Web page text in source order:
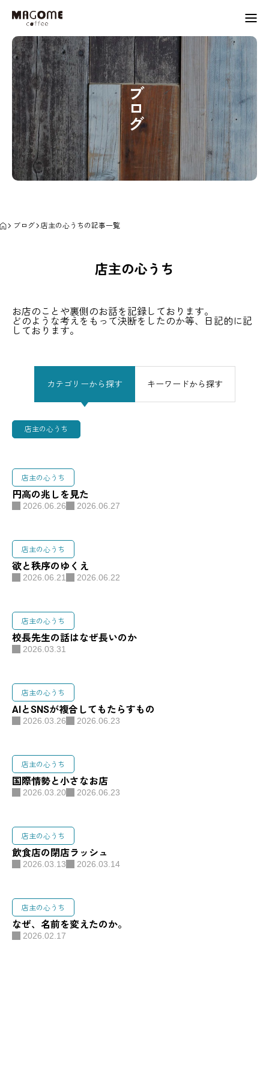
お店からのお知らせ
店舗情報
営業日カレンダー
生産者・作家紹介
会社概要
ブログ
ブログ 店主の心うちの記事一覧
店主の心うち
お店のことや裏側のお話を記録しております。
どのような考えをもって決断をしたのか等、日記的に記
しております。
カテゴリーから探す キーワードから探す
店主の心うち
店主の心うち
円高の兆しを見た
2026.06.26 2026.06.27
店主の心うち
欲と秩序のゆくえ
2026.06.21 2026.06.22
店主の心うち
校長先生の話はなぜ長いのか
2026.03.31
店主の心うち
AIとSNSが複合してもたらすもの
2026.03.26 2026.06.23
店主の心うち
国際情勢と小さなお店
2026.03.20 2026.06.23
店主の心うち
飲食店の閉店ラッシュ
2026.03.13 2026.03.14
店主の心うち
なぜ、名前を変えたのか。
2026.02.17